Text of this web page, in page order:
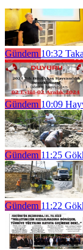
Gündem 10:32
Gündem 10:09
Gündem 11:25
Gündem 11:22